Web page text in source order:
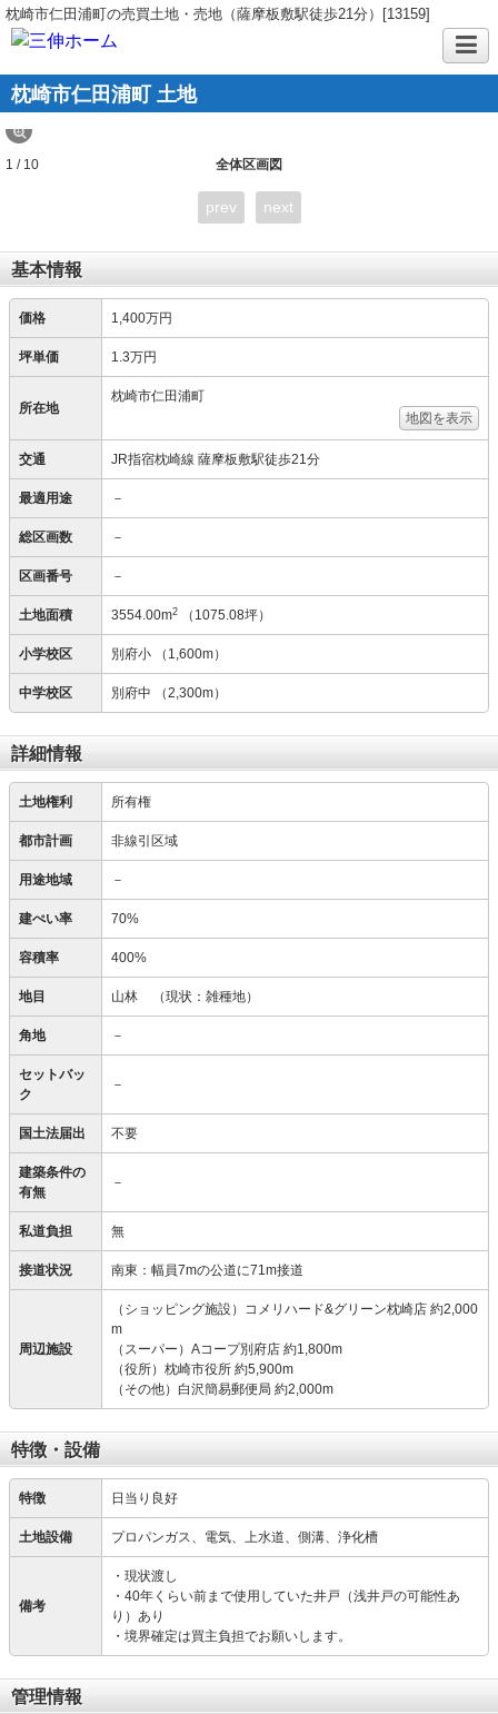
枕崎市仁田浦町の売買土地・売地（薩摩板敷駅徒歩21分）[13159]
枕崎市仁田浦町 土地
全体区画図
1 / 10
prev next
基本情報
価格 1,400万円
坪単価 1.3万円
所在地
枕崎市仁田浦町
地図を表示
交通 JR指宿枕崎線 薩摩板敷駅徒歩21分
最適用途 －
総区画数 －
区画番号 －
土地面積 3554.00m2 （1075.08坪）
小学校区 別府小 （1,600m）
中学校区 別府中 （2,300m）
詳細情報
土地権利 所有権
都市計画 非線引区域
用途地域 －
建ぺい率 70%
容積率 400%
地目 山林 （現状：雑種地）
角地 －
セットバッ
ク
－
国土法届出 不要
建築条件の
有無
－
私道負担 無
接道状況 南東：幅員7mの公道に71m接道
周辺施設
（ショッピング施設）コメリハード&グリーン枕崎店 約2,000
m
（スーパー）Aコープ別府店 約1,800m
（役所）枕崎市役所 約5,900m
（その他）白沢簡易郵便局 約2,000m
特徴・設備
特徴 日当り良好
土地設備 プロパンガス、電気、上水道、側溝、浄化槽
備考
・現状渡し
・40年くらい前まで使用していた井戸（浅井戸の可能性あ
り）あり
・境界確定は買主負担でお願いします。
管理情報